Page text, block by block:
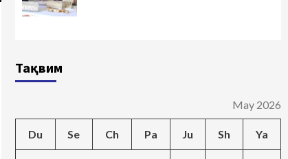
Тақвим
May 2026
Du Se Ch Pa Ju Sh Ya